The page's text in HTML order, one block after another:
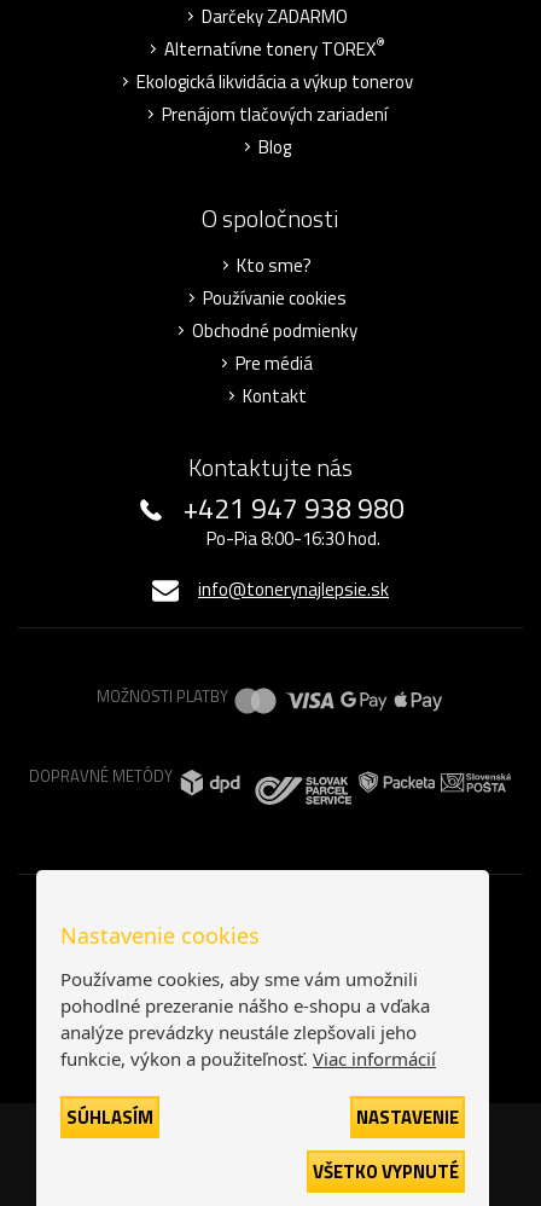
Darčeky ZADARMO
Alternatívne tonery TOREX®
Ekologická likvidácia a výkup tonerov
Prenájom tlačových zariadení
Blog
O spoločnosti
Kto sme?
Používanie cookies
Obchodné podmienky
Pre médiá
Kontakt
Kontaktujte nás
+421 947 938 980
Po-Pia 8:00-16:30 hod.
info@tonerynajlepsie.sk
MOŽNOSTI PLATBY
DOPRAVNÉ METÓDY
Slovensko
Nastavenie cookies
Používame cookies, aby sme vám umožnili
pohodlné prezeranie nášho e-shopu a vďaka
analýze prevádzky neustále zlepšovali jeho
funkcie, výkon a použiteľnosť. Viac informácií
SÚHLASÍM
NASTAVENIE
VŠETKO VYPNUTÉ